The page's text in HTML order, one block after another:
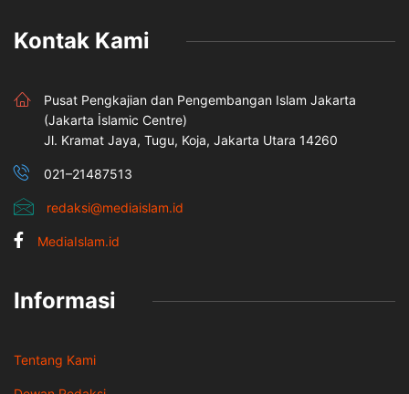
Kontak Kami
Pusat Pengkajian dan Pengembangan Islam Jakarta
(Jakarta İslamic Centre)
Jl. Kramat Jaya, Tugu, Koja, Jakarta Utara 14260
021–21487513
redaksi@mediaislam.id
MediaIslam.id
Informasi
Tentang Kami